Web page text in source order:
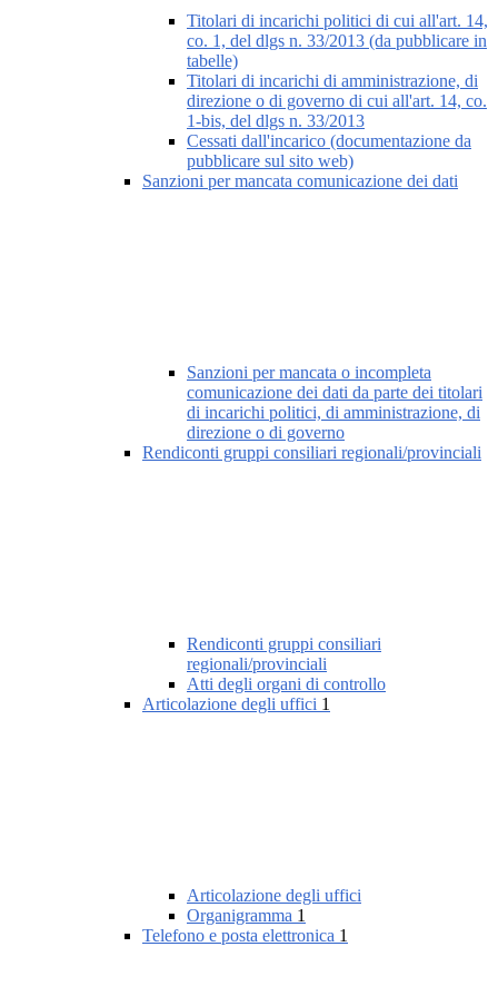
Titolari di incarichi politici di cui all'art. 14,
co. 1, del dlgs n. 33/2013 (da pubblicare in
tabelle)
Titolari di incarichi di amministrazione, di
direzione o di governo di cui all'art. 14, co.
1-bis, del dlgs n. 33/2013
Cessati dall'incarico (documentazione da
pubblicare sul sito web)
Sanzioni per mancata comunicazione dei dati
Sanzioni per mancata o incompleta
comunicazione dei dati da parte dei titolari
di incarichi politici, di amministrazione, di
direzione o di governo
Rendiconti gruppi consiliari regionali/provinciali
Rendiconti gruppi consiliari
regionali/provinciali
Atti degli organi di controllo
Articolazione degli uffici 1
Articolazione degli uffici
Organigramma 1
Telefono e posta elettronica 1